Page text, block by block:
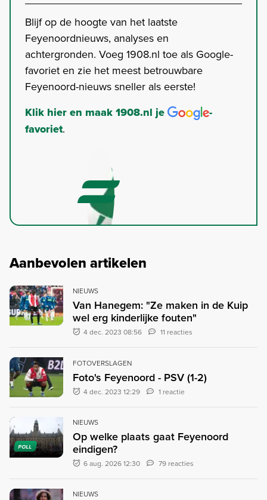
Blijf op de hoogte van het laatste
Feyenoordnieuws, analyses en
achtergronden. Voeg 1908.nl toe als Google-
favoriet en zie het meest betrouwbare
Feyenoord-nieuws sneller als eerste!
Klik hier en maak 1908.nl je
-
favoriet.
Aanbevolen artikelen
NIEUWS
Van Hanegem: "Ze maken in de Kuip
wel erg kinderlijke fouten"
4 dec. 2023 08:56 11 reacties
FOTOVERSLAGEN
Foto's Feyenoord - PSV (1-2)
4 dec. 2023 12:29 1 reactie
POLL
NIEUWS
Op welke plaats gaat Feyenoord
eindigen?
6 aug. 2026 12:30 79 reacties
NIEUWS